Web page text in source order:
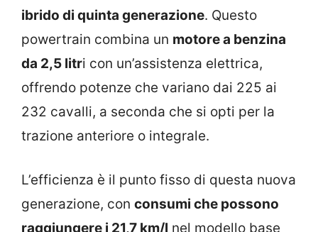
ibrido di quinta generazione. Questo
powertrain combina un motore a benzina
da 2,5 litri con un’assistenza elettrica,
offrendo potenze che variano dai 225 ai
232 cavalli, a seconda che si opti per la
trazione anteriore o integrale.
L’efficienza è il punto fisso di questa nuova
generazione, con consumi che possono
raggiungere i 21,7 km/l nel modello base